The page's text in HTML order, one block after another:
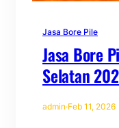
Jasa Bore Pile
Jasa Bore
Selatan
admin·Feb 11, 2026